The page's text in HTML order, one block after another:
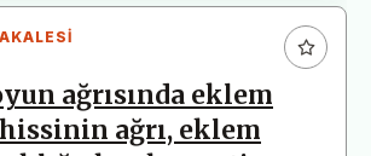
ağrısında eklem
ağrı, eklem